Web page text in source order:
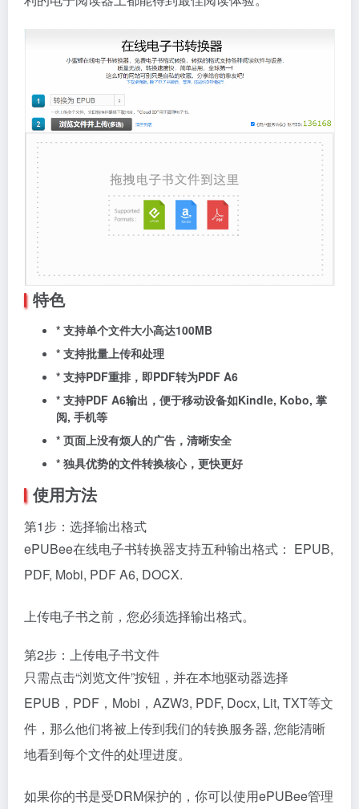
特色
* 支持单个文件大小高达100MB
* 支持批量上传和处理
* 支持PDF重排，即PDF转为PDF A6
* 支持PDF A6输出，便于移动设备如Kindle, Kobo, 掌
阅, 手机等
* 页面上没有烦人的广告，清晰安全
* 独具优势的文件转换核心，更快更好
使用方法
第1步：选择输出格式
ePUBee在线电子书转换器支持五种输出格式： EPUB,
PDF, Mobi, PDF A6, DOCX.
上传电子书之前，您必须选择输出格式。
第2步：上传电子书文件
只需点击“浏览文件”按钮，并在本地驱动器选择
EPUB，PDF，Mobi，AZW3, PDF, Docx, Lit, TXT等文
件，那么他们将被上传到我们的转换服务器, 您能清晰
地看到每个文件的处理进度。
如果你的书是受DRM保护的，你可以使用ePUBee管理